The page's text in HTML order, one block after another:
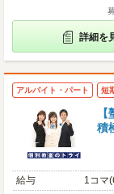
詳細を
アルバイト・パート 短
積
給与
1コマ